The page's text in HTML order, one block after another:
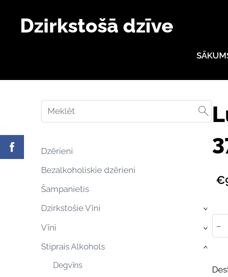
Dzirkstošā dzīve
Dzērieni
Bezalkoholiskie dzērieni
Šampanietis
Dzirkstošie Vīni
›
Vīni ›
Stiprais Alkohols
Degvīns
›
-